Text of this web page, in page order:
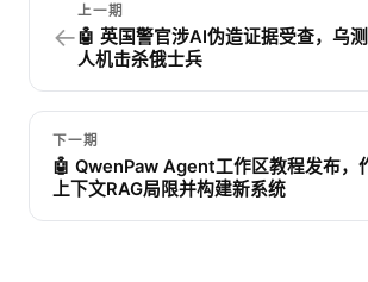
←
上一期
🤖 英国警官涉AI伪造证据受查，乌
人机击杀俄士兵
下一期
🤖 QwenPaw Agent工作区教程发布，
上下文RAG局限并构建新系统